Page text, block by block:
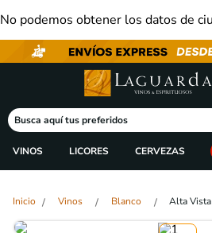
No podemos obtener los datos de
Busca aquí tus preferidos
VINOS LICORES CERVEZAS
Vinos Blanco